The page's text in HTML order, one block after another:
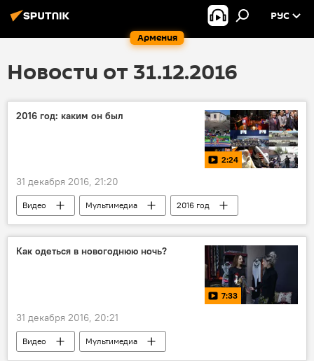
Армения
РУС
Новости от 31.12.2016
2016 год: каким он был
2:24
31 декабря 2016, 21:20
Видео Мультимедиа
2016 год
главные события
Этот Новый год
Как одеться в новогоднюю ночь?
7:33
31 декабря 2016, 20:21
Видео
Мультимедиа